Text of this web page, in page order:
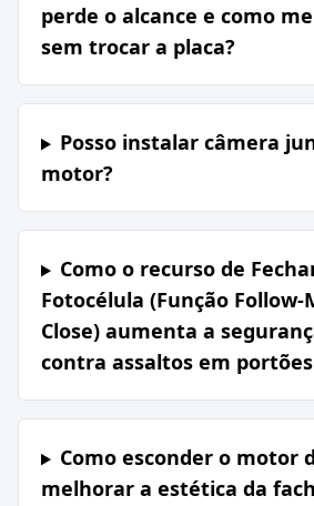
perde o alcance e como
sem trocar a placa?
Posso instalar câmera
motor?
Como o recurso de
Fotocélula (Função Follow-
Close) aumenta a
contra assaltos em
Como esconder o motor
melhorar a estética da